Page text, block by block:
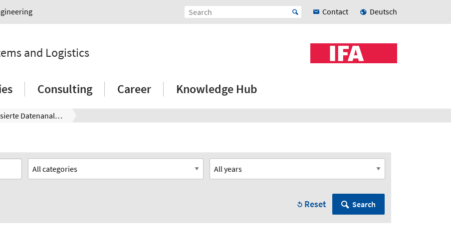
Contact Deutsch
and Logistics
Consulting Career Knowledge Hub
Modellbasierte Datenanalyse zur Identifikation logistischer Schwachstellen in Produktionsbereichen
Reset Search